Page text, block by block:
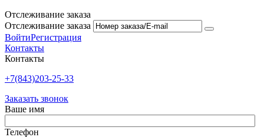
Отслеживание заказа
Отслеживание заказа
ВойтиРегистрация
Контакты
Контакты
+7(843)203-25-33
Заказать звонок
Ваше имя
Телефон